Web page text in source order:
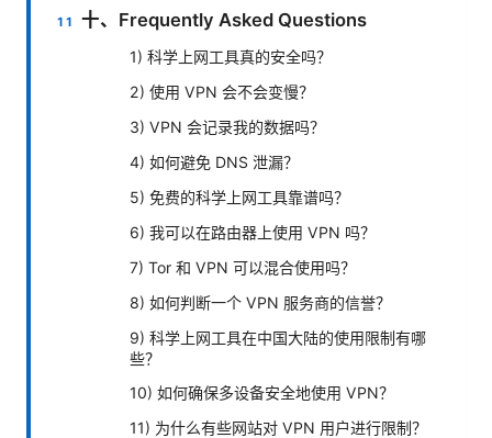
十、Frequently Asked Questions
1) 科学上网工具真的安全吗？
2) 使用 VPN 会不会变慢？
3) VPN 会记录我的数据吗？
4) 如何避免 DNS 泄漏？
5) 免费的科学上网工具靠谱吗？
6) 我可以在路由器上使用 VPN 吗？
7) Tor 和 VPN 可以混合使用吗？
8) 如何判断一个 VPN 服务商的信誉？
9) 科学上网工具在中国大陆的使用限制有哪
些？
10) 如何确保多设备安全地使用 VPN？
11) 为什么有些网站对 VPN 用户进行限制？